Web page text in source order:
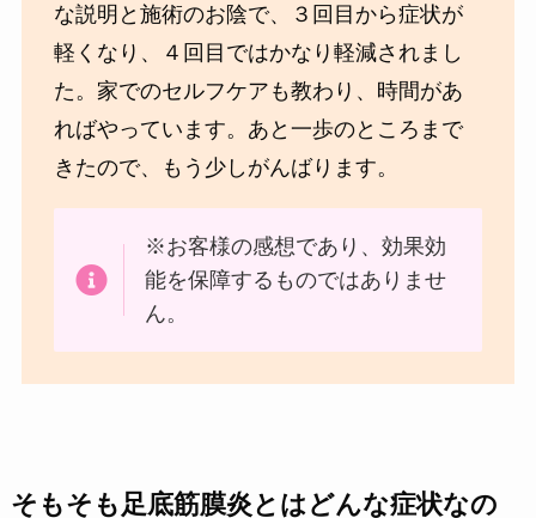
な説明と施術のお陰で、３回目から症状が
軽くなり、４回目ではかなり軽減されまし
た。家でのセルフケアも教わり、時間があ
ればやっています。あと一歩のところまで
きたので、もう少しがんばります。
※お客様の感想であり、効果効
能を保障するものではありませ
ん。
そもそも足底筋膜炎とはどんな症状なの